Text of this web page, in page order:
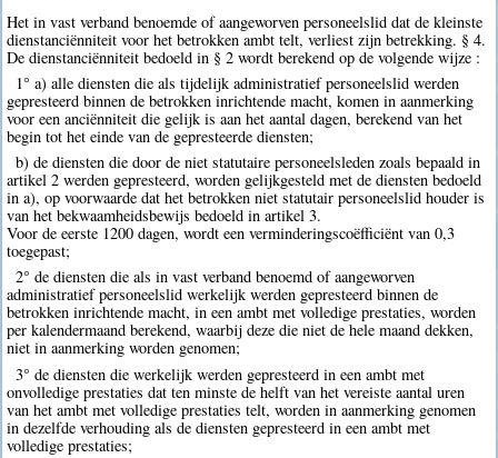
Het in vast verband benoemde of aangeworven personeelslid dat de kleinste
dienstanciënniteit voor het betrokken ambt telt, verliest zijn betrekking. § 4.
De dienstanciënniteit bedoeld in § 2 wordt berekend op de volgende wijze :
1° a) alle diensten die als tijdelijk administratief personeelslid werden
gepresteerd binnen de betrokken inrichtende macht, komen in aanmerking
voor een anciënniteit die gelijk is aan het aantal dagen, berekend van het
begin tot het einde van de gepresteerde diensten;
b) de diensten die door de niet statutaire personeelsleden zoals bepaald in
artikel 2 werden gepresteerd, worden gelijkgesteld met de diensten bedoeld
in a), op voorwaarde dat het betrokken niet statutair personeelslid houder is
van het bekwaamheidsbewijs bedoeld in artikel 3.
Voor de eerste 1200 dagen, wordt een verminderingscoëfficiënt van 0,3
toegepast;
2° de diensten die als in vast verband benoemd of aangeworven
administratief personeelslid werkelijk werden gepresteerd binnen de
betrokken inrichtende macht, in een ambt met volledige prestaties, worden
per kalendermaand berekend, waarbij deze die niet de hele maand dekken,
niet in aanmerking worden genomen;
3° de diensten die werkelijk werden gepresteerd in een ambt met
onvolledige prestaties dat ten minste de helft van het vereiste aantal uren
van het ambt met volledige prestaties telt, worden in aanmerking genomen
in dezelfde verhouding als de diensten gepresteerd in een ambt met
volledige prestaties;